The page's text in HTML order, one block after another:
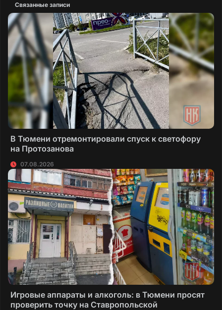
Связанные записи
В Тюмени отремонтировали спуск к светофору
на Протозанова
07.08.2026
Игровые аппараты и алкоголь: в Тюмени просят
проверить точку на Ставропольской